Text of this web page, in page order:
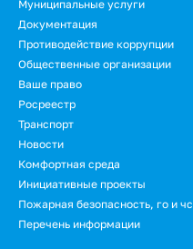
Муниципальные услуги
Документация
Противодействие коррупции
Общественные организации
Ваше право
Росреестр
Транспорт
Новости
Подвал.
Дополнительное
меню
Комфортная среда
Инициативные проекты
Пожарная безопасность, го и чс
Перечень информации